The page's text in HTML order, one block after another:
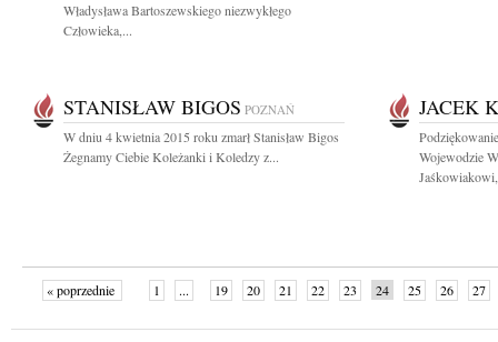
Władysława Bartoszewskiego niezwykłego
Człowieka,...
STANISŁAW BIGOS POZNAŃ
W dniu 4 kwietnia 2015 roku zmarł Stanisław Bigos
Żegnamy Ciebie Koleżanki i Koledzy z...
JACEK
Wojewodzie
« poprzednie 1 ... 19 20 21 22 23 24 25 26
27